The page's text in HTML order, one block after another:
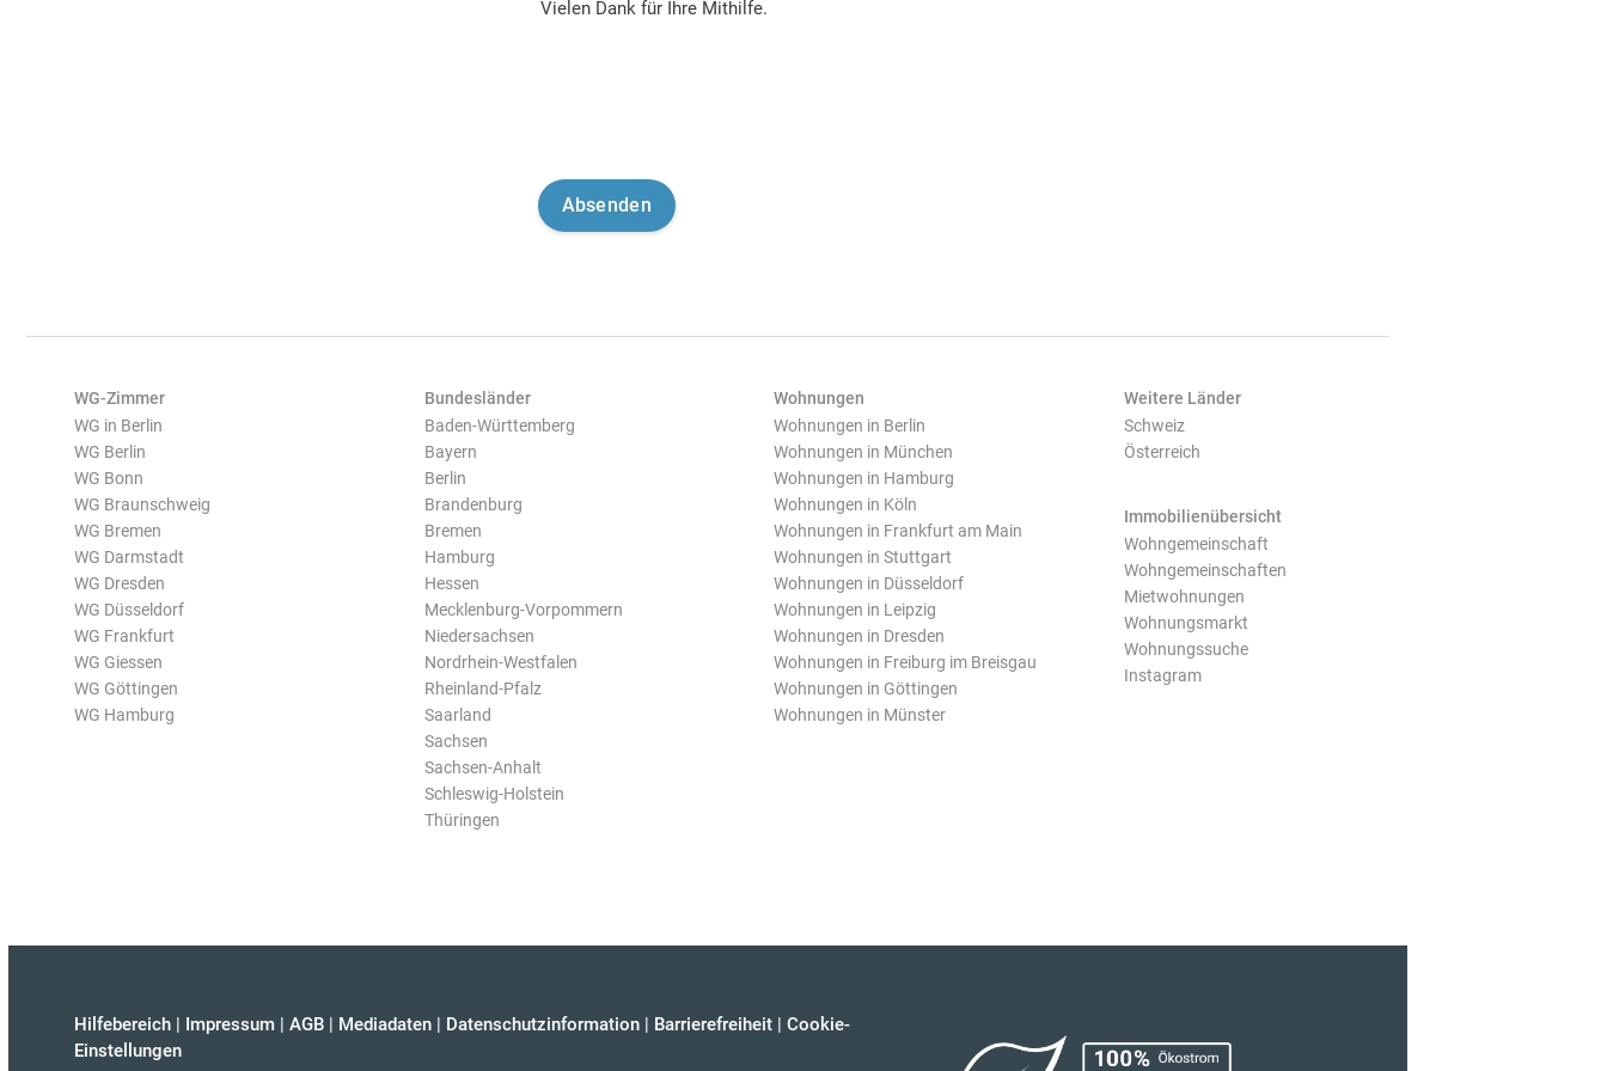
Vielen Dank für Ihre Mithilfe.
WG-Zimmer
WG in Berlin
WG Berlin
WG Bonn
WG Braunschweig
WG Bremen
WG Darmstadt
WG Dresden
WG Düsseldorf
WG Frankfurt
WG Giessen
WG Göttingen
WG Hamburg
Bundesländer
Baden-Württemberg
Bayern
Berlin
Brandenburg
Bremen
Hamburg
Hessen
Mecklenburg-Vorpommern
Niedersachsen
Nordrhein-Westfalen
Rheinland-Pfalz
Saarland
Sachsen
Sachsen-Anhalt
Schleswig-Holstein
Thüringen
Wohnungen
Wohnungen in Berlin
Wohnungen in München
Wohnungen in Hamburg
Wohnungen in Köln
Wohnungen in Frankfurt am Main
Wohnungen in Stuttgart
Wohnungen in Düsseldorf
Wohnungen in Leipzig
Wohnungen in Dresden
Wohnungen in Freiburg im Breisgau
Wohnungen in Göttingen
Wohnungen in Münster
Weitere Länder
Schweiz
Österreich
Immobilienübersicht
Wohngemeinschaft
Wohngemeinschaften
Mietwohnungen
Wohnungsmarkt
Wohnungssuche
Instagram
Hilfebereich | Impressum | AGB | Mediadaten | Datenschutzinformation | Barrierefreiheit | Cookie-
Einstellungen